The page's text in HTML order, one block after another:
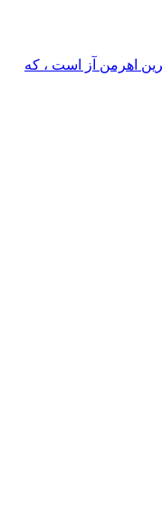
اهرمن آز است ، که